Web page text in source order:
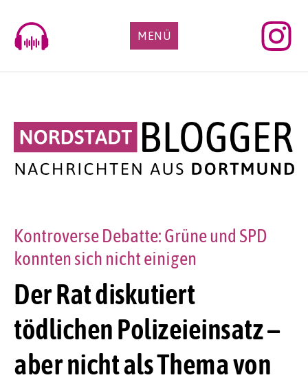
content
MENÜ
Der Rat diskutiert
tödlichen Polizeieinsatz –
aber nicht als Thema von
Kontroverse Debatte: Grüne und SPD
konnten sich nicht einigen